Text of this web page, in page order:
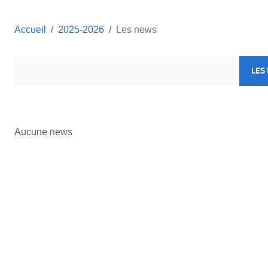
Accueil 2025-2026 Les news
LES
Aucune news